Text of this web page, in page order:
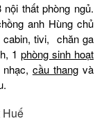
thất phòng ngủ.
anh Hùng chủ
cabin, tivi, chăn ga
1phòng sinh hoạt
cầu thangvà